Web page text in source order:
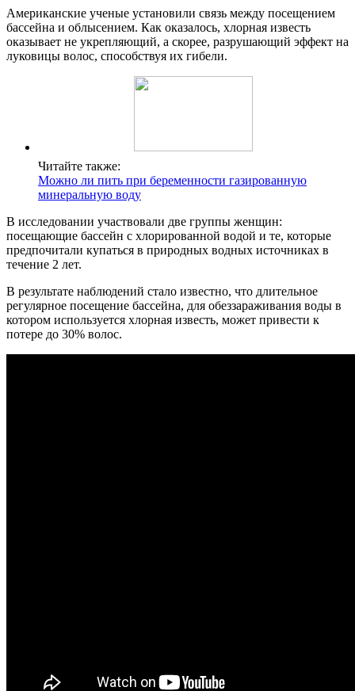
Американские ученые установили связь между посещением
бассейна и облысением. Как оказалось, хлорная известь
оказывает не укрепляющий, а скорее, разрушающий эффект на
луковицы волос, способствуя их гибели.
Читайте также:
Можно ли пить при беременности газированную
минеральную воду
В исследовании участвовали две группы женщин:
посещающие бассейн с хлорированной водой и те, которые
предпочитали купаться в природных водных источниках в
течение 2 лет.
В результате наблюдений стало известно, что длительное
регулярное посещение бассейна, для обеззараживания воды в
котором используется хлорная известь, может привести к
потере до 30% волос.